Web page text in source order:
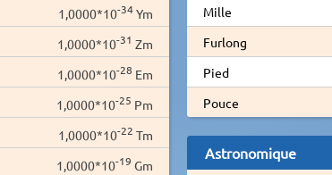
1,0000*10-34Ym
1,0000*10-31 Zm
1,0000*10-28 Em
1,0000*10-25 Pm
1,0000*10-22 Tm
1,0000*10-19 Gm
Mille
Furlong
Pied
Pouce
Astronomique